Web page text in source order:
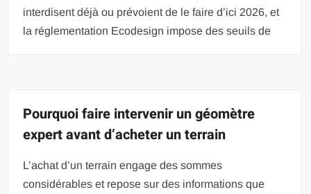
interdisent déjà ou prévoient de le faire d’ici 2026, et
la réglementation Ecodesign impose des seuils de
Pourquoi faire intervenir un géomètre
expert avant d’acheter un terrain
L’achat d’un terrain engage des sommes
considérables et repose sur des informations que